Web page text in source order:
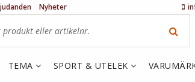
Nyheter
TEMA SPORT & UTELEK